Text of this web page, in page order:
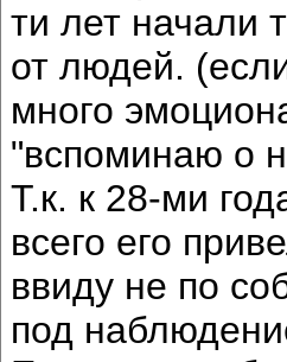
ти лет начали
от людей.
много
"вспоминаю о
Т.к. к 28-ми
всего его
ввиду не по
под